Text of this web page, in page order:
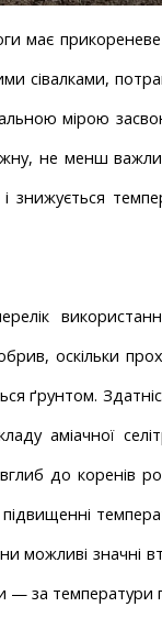
має
сівалками,
мірою
не менш
і знижується
оскільки
ґрунтом.
аміачної
до коренів
можливі
— за